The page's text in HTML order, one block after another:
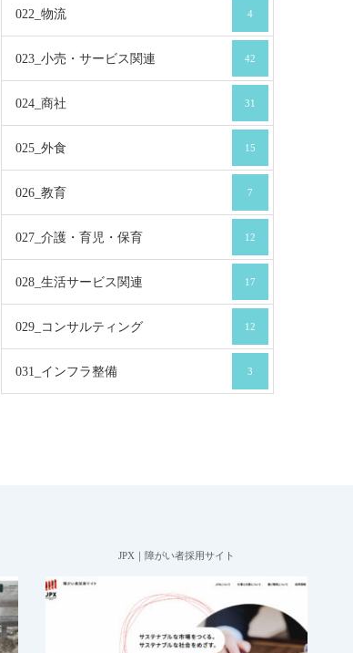
022_物流 4
023_小売・サービス関連 42
024_商社 31
025_外食 15
026_教育 7
027_介護・育児・保育 12
028_生活サービス関連 17
029_コンサルティング 12
031_インフラ整備 3
JPX｜障がい者採用サイト
011_ 障がい者採用サイト 011_金融 大